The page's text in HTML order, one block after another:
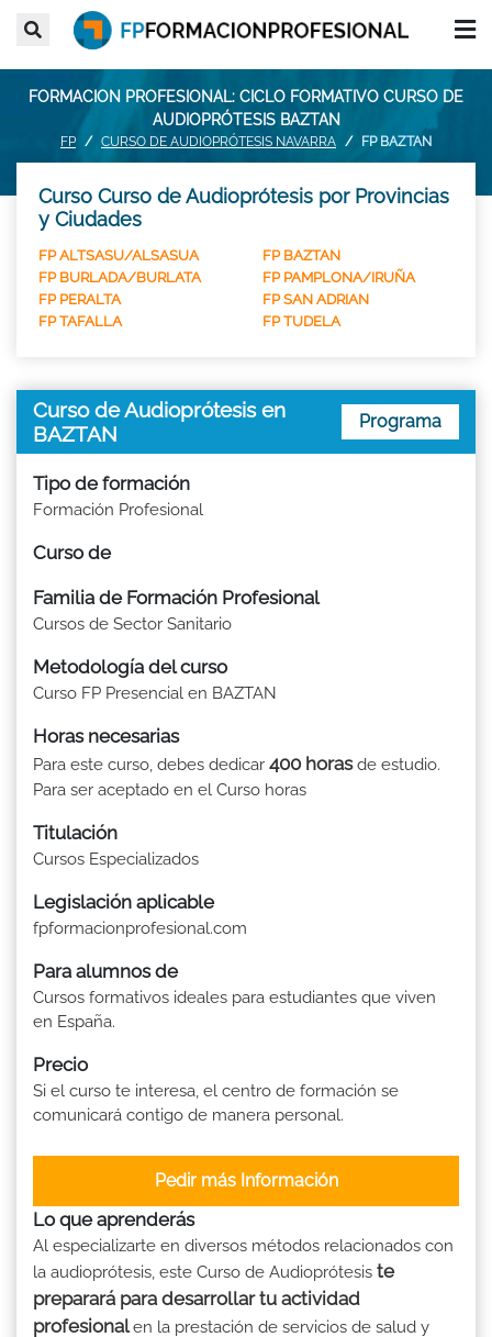
FORMACION PROFESIONAL: CICLO FORMATIVO CURSO DE
AUDIOPRÓTESIS BAZTAN
FP CURSO DE AUDIOPRÓTESIS NAVARRA FP BAZTAN
Curso Curso de Audioprótesis por Provincias
y Ciudades
FP ALTSASU/ALSASUA
FP BAZTAN
FP BURLADA/BURLATA
FP PAMPLONA/IRUÑA
FP PERALTA
FP SAN ADRIAN
FP TAFALLA
FP TUDELA
Curso de Audioprótesis en
BAZTAN
Programa
Tipo de formación
Formación Profesional
Curso de
Familia de Formación Profesional
Cursos de Sector Sanitario
Metodología del curso
Curso FP Presencial en BAZTAN
Horas necesarias
Para este curso, debes dedicar 400 horasde estudio.
Para ser aceptado en el Curso horas
Titulación
Cursos Especializados
Legislación aplicable
fpformacionprofesional.com
Para alumnos de
Cursos formativos ideales para estudiantes que viven
en España.
Precio
Si el curso te interesa, el centro de formación se
comunicará contigo de manera personal.
Pedir más Información
Lo que aprenderás
Al especializarte en diversos métodos relacionados con
la audioprótesis, este Curso de Audioprótesis te
preparará para desarrollar tu actividad
profesionalen la prestación de servicios de salud y